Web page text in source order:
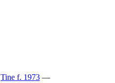
Tine f. 1973 —